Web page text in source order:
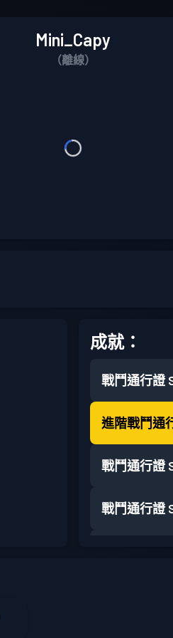
Mini_Capy
（離線）
成就：
戰鬥通行證
進階戰鬥通
戰鬥通行證
戰鬥通行證